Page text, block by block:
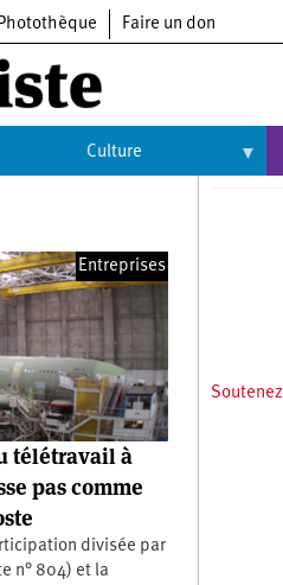
Faire un don
Culture
Arts
Cinéma
Expositions
Livres
Musique
Entreprises
télétravail à
pas comme
divisée par
n° 804) et la